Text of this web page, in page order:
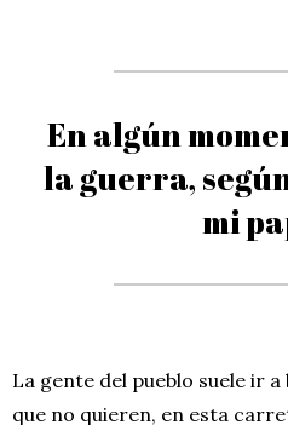
En algún
la guerra,
mi
La gente del pueblo suele ir
que no quieren, en esta